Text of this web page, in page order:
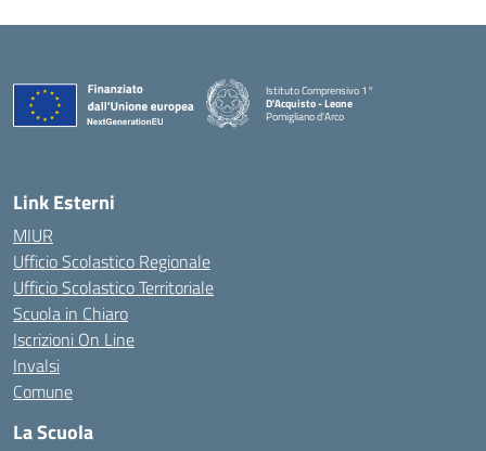
Istituto Comprensivo 1°
D'Acquisto - Leone
Pomigliano d'Arco
— Visita la pagina iniziale della scuola
Link Esterni
MIUR
Ufficio Scolastico Regionale
Ufficio Scolastico Territoriale
Scuola in Chiaro
Iscrizioni On Line
Invalsi
Comune
La Scuola